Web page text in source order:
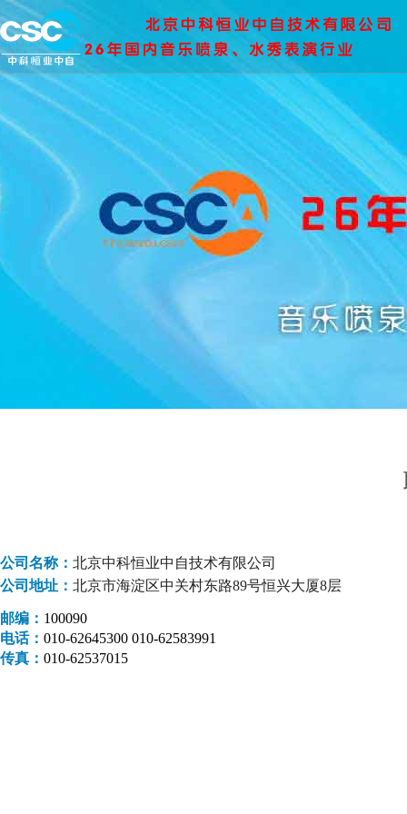
公司名称： 北京中科恒业中自技术有限公司
公司地址： 北京市海淀区中关村东路89号恒兴大厦8层
邮编： 100090
电话： 010-62645300 010-62583991
传真： 010-62537015